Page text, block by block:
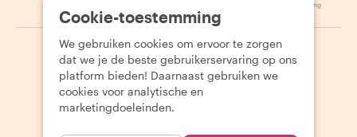
Beschikbaarheid varieert per bestemming
2026 Withlocals.com Privacybeleid Cookies
Cookie-toestemming
We gebruiken cookies om ervoor te zorgen
dat we je de beste gebruikerservaring op ons
platform bieden! Daarnaast gebruiken we
cookies voor analytische en
marketingdoeleinden.